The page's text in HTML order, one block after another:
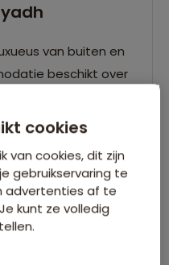
van buiten en
beschikt over
De kamers zijn
comfortabel
ze over een eigen
het Jasmin
populaire lokale
cookies
van cookies, dit zijn
gebruikservaring te
advertenties af te
kunt ze volledig